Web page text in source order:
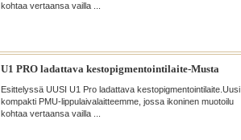
kohtaa vertaansa vailla ...
U1 PRO ladattava kestopigmentointilaite-Musta
Esittelyssä UUSI U1 Pro ladattava kestopigmentointilaite.Uusi
kompakti PMU-lippulaivalaitteemme, jossa ikoninen muotoilu
kohtaa vertaansa vailla ...